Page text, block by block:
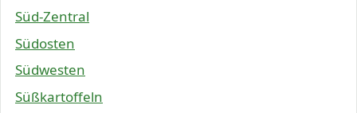
Süd-Zentral
Südosten
Südwesten
Süßkartoffeln